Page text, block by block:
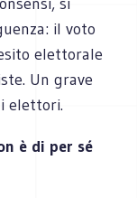
il voto
elettorale
Un grave
elettori.
è di per sé